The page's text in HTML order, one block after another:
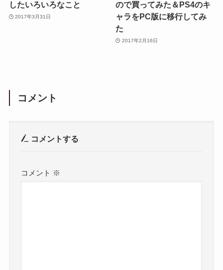
したいろいろなこと
2017年3月31日
ので買ってみた＆PS4のキ
ャラをPC版に移行してみ
た
2017年2月16日
コメント
コメントする
コメント ※